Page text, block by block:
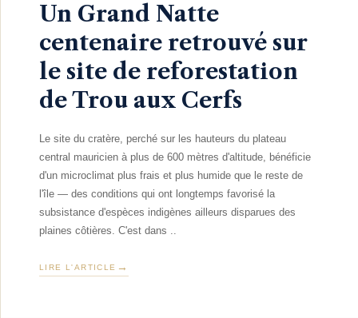
Un Grand Natte
centenaire retrouvé sur
le site de reforestation
de Trou aux Cerfs
Le site du cratère, perché sur les hauteurs du plateau
central mauricien à plus de 600 mètres d'altitude, bénéficie
d'un microclimat plus frais et plus humide que le reste de
l'île — des conditions qui ont longtemps favorisé la
subsistance d'espèces indigènes ailleurs disparues des
plaines côtières. C'est dans ..
LIRE L'ARTICLE